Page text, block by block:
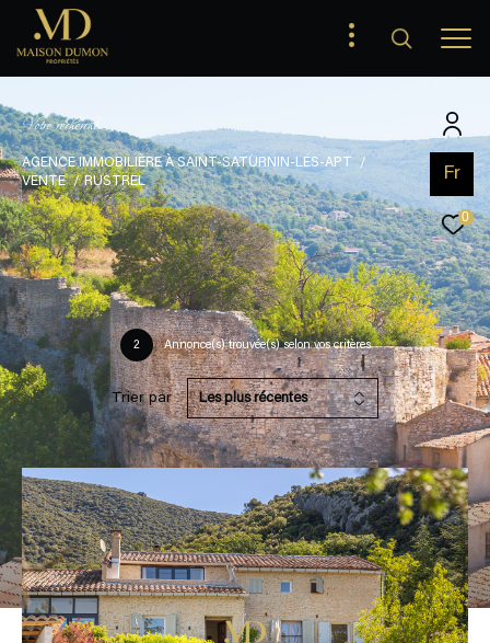
Fr
0
Votrerecherche
AGENCE IMMOBILIÈRE À SAINT-SATURNIN-LÉS-APT
VENTE
RUSTREL
2 Annonce(s) trouvée(s) selon vos critères
Trier par Les plus récentes